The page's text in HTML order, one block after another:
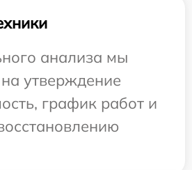
анализа мы
утверждение
график работ и